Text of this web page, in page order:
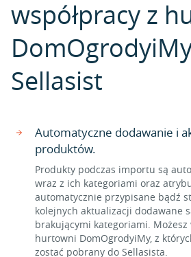
współpracy z
Sellasist
Automatyczne dodawanie i
produktów.
Produkty podczas importu są
wraz z ich kategoriami oraz
automatycznie przypisane bądź
kolejnych aktualizacji dodawane
brakującymi kategoriami.
hurtowni DomOgrodyiMy, z
zostać pobrany do Sellasista.